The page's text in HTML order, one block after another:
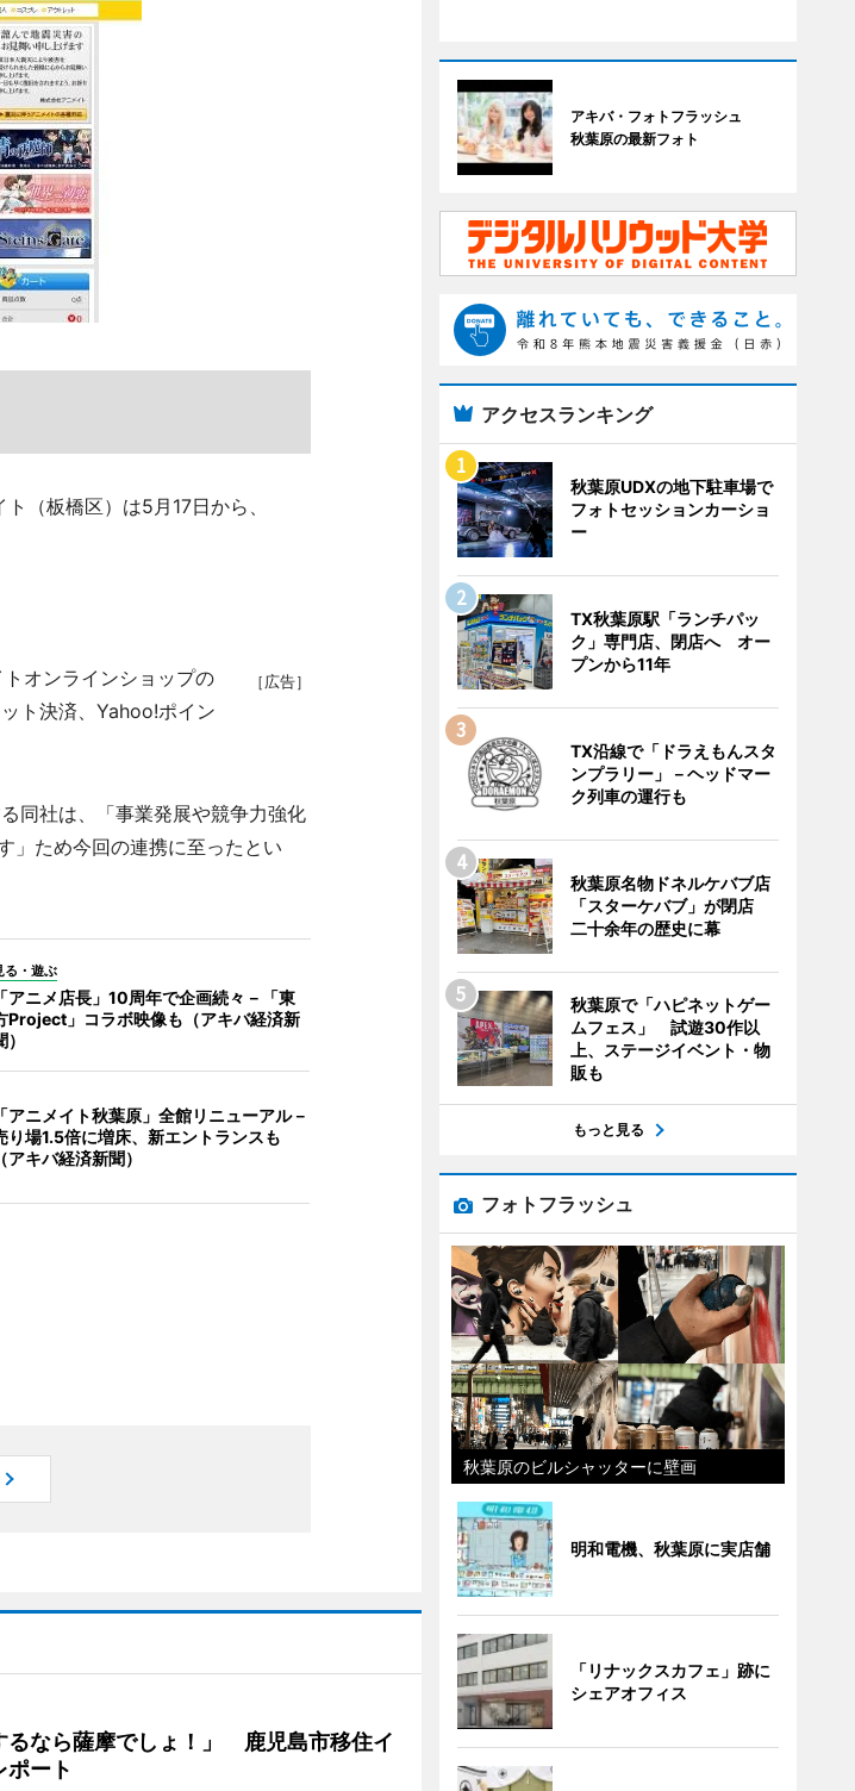
（板橋区）は5月17日から、
［広告］
オンラインショップの
ト決済、Yahoo!ポイン
同社は、「事業発展や競争力強化
」ため今回の連携に至ったとい
る・遊ぶ
「アニメ店長」10周年で企画続々－「東
Project」コラボ映像も（アキバ経済新
）
「アニメイト秋葉原」全館リニューアル－
り場1.5倍に増床、新エントランスも
（アキバ経済新聞）
るなら薩摩でしょ！」 鹿児島市移住イ
ポート
アキバ・フォトフラッシュ
秋葉原の最新フォト
アクセスランキング
秋葉原UDXの地下駐車場で
フォトセッションカーショ
ー
TX秋葉原駅「ランチパッ
ク」専門店、閉店へ オー
プンから11年
TX沿線で「ドラえもんスタ
ンプラリー」－ヘッドマー
ク列車の運行も
秋葉原名物ドネルケバブ店
「スターケバブ」が閉店
二十余年の歴史に幕
秋葉原で「ハピネットゲー
ムフェス」 試遊30作以
上、ステージイベント・物
販も
もっと見る
フォトフラッシュ
秋葉原のビルシャッターに壁画
明和電機、秋葉原に実店舗
「リナックスカフェ」跡に
シェアオフィス